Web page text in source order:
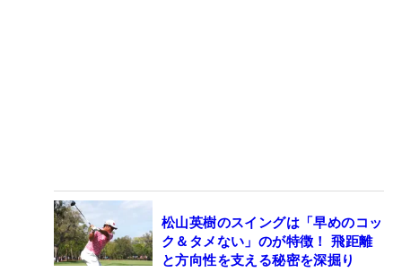
松山英樹のスイングは「早めのコッ
ク＆タメない」のが特徴！ 飛距離
と方向性を支える秘密を深掘り